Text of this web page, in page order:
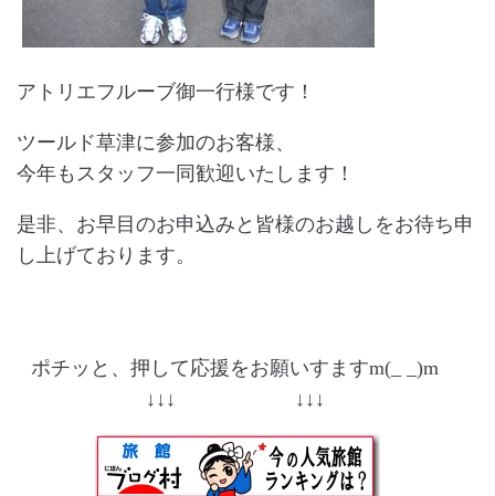
アトリエフルーブ御一行様です！
ツールド草津に参加のお客様、
今年もスタッフ一同歓迎いたします！
是非、お早目のお申込みと皆様のお越しをお待ち申
し上げております。
ポチッと、押して応援をお願いすますm(_ _)m
↓↓↓ ↓↓↓